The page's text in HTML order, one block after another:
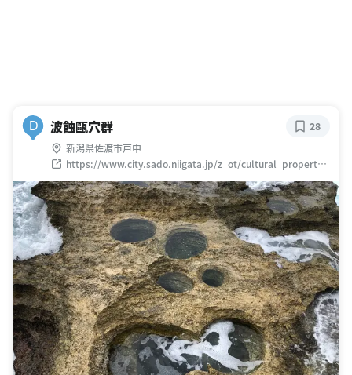
D 波蝕甌穴群
新潟県佐渡市戸中
https://www.city.sado.niigata.jp/z_ot/cultural_property/
property_c/1800/1801-02.shtml
28